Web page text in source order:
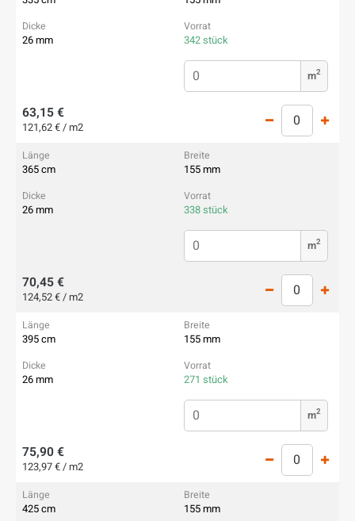
26 mm 342 stück
m2
63,15 €
121,62 € / m2
365 cm 155 mm
26 mm 338 stück
m2
70,45 €
124,52 € / m2
395 cm 155 mm
26 mm 271 stück
m2
75,90 €
123,97 € / m2
425 cm 155 mm